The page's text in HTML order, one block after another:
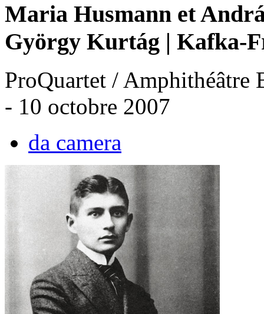
Maria Husmann et
György Kurtág | Kafka-
ProQuartet / Amphithéâtre
- 10 octobre 2007
da camera